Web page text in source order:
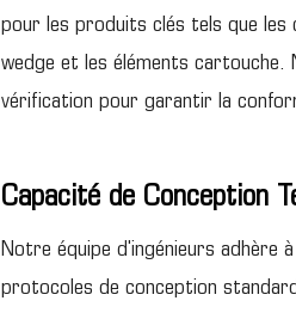
pour les produits clés tels que les
wedge et les éléments cartouche.
vérification pour garantir la
Capacité de Conception
Notre équipe d'ingénieurs adhère
protocoles de conception